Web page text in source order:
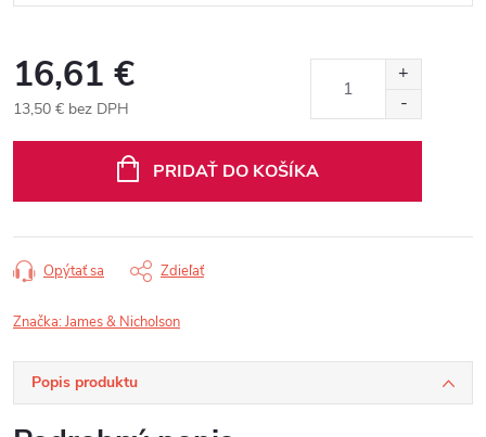
16,61 €
13,50 € bez DPH
PRIDAŤ DO KOŠÍKA
Opýtať sa Zdieľať
Značka:James & Nicholson
Popis produktu